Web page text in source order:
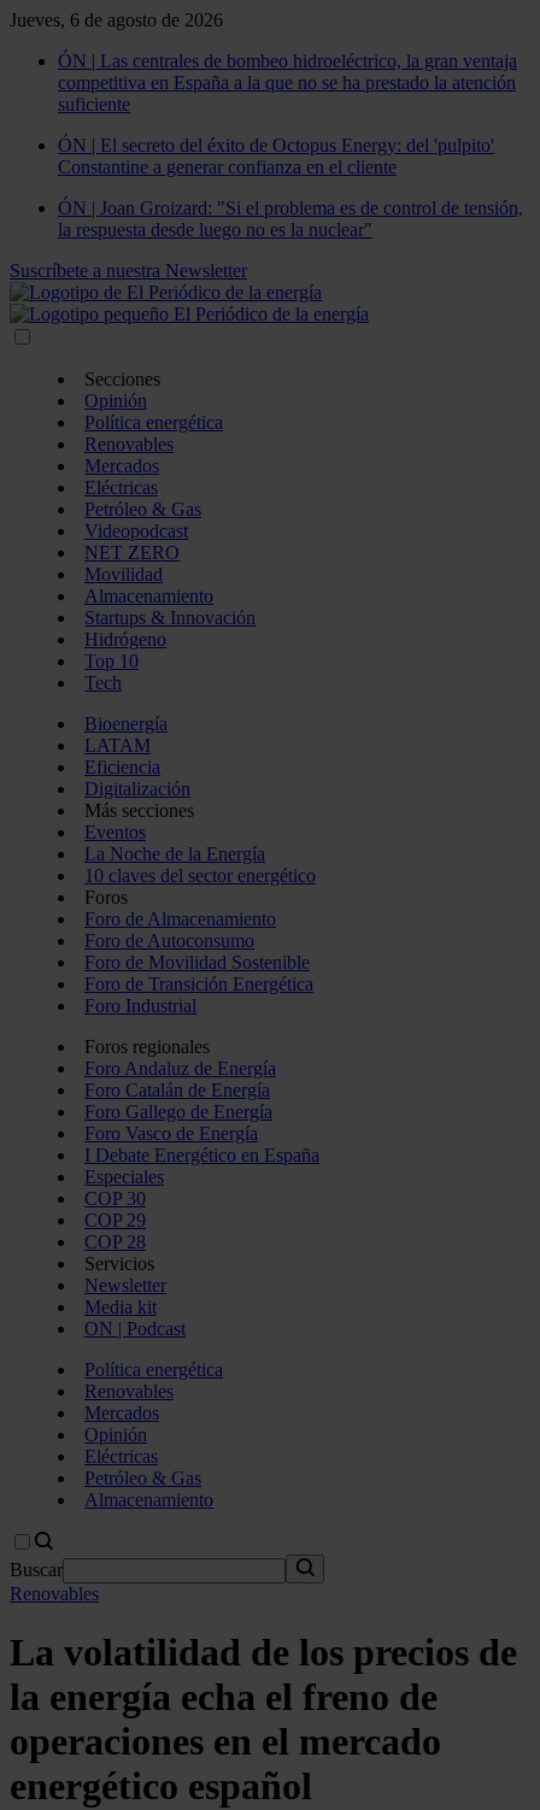
Jueves, 6 de agosto de 2026
ÓN | Las centrales de bombeo hidroeléctrico, la gran ventaja
competitiva en España a la que no se ha prestado la atención
suficiente
ÓN | El secreto del éxito de Octopus Energy: del 'pulpito'
Constantine a generar confianza en el cliente
ÓN | Joan Groizard: "Si el problema es de control de tensión,
la respuesta desde luego no es la nuclear"
Suscríbete a nuestra Newsletter
Secciones
Opinión
Política energética
Renovables
Mercados
Eléctricas
Petróleo & Gas
Videopodcast
NET ZERO
Movilidad
Almacenamiento
Startups & Innovación
Hidrógeno
Top 10
Tech
Bioenergía
LATAM
Eficiencia
Digitalización
Más secciones
Eventos
La Noche de la Energía
10 claves del sector energético
Foros
Foro de Almacenamiento
Foro de Autoconsumo
Foro de Movilidad Sostenible
Foro de Transición Energética
Foro Industrial
Foros regionales
Foro Andaluz de Energía
Foro Catalán de Energía
Foro Gallego de Energía
Foro Vasco de Energía
I Debate Energético en España
Especiales
COP 30
COP 29
COP 28
Servicios
Newsletter
Media kit
ON | Podcast
Política energética
Renovables
Mercados
Opinión
Eléctricas
Petróleo & Gas
Almacenamiento
Buscar
Renovables
La volatilidad de los precios de
la energía echa el freno de
operaciones en el mercado
energético español